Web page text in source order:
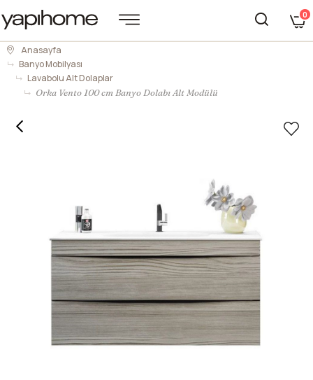
0
Anasayfa
Banyo Mobilyası
Lavabolu Alt Dolaplar
Orka Vento 100 cm Banyo Dolabı Alt Modülü